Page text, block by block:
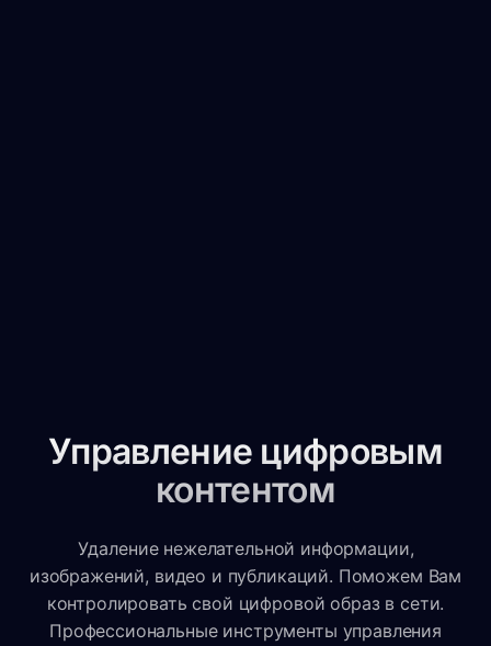
Управление цифровым
контентом
Удаление нежелательной информации,
изображений, видео и публикаций. Поможем Вам
контролировать свой цифровой образ в сети.
Профессиональные инструменты управления